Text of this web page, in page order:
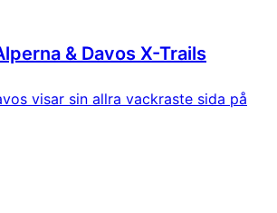
& Davos X-Trails
visar sin allra vackraste sida på